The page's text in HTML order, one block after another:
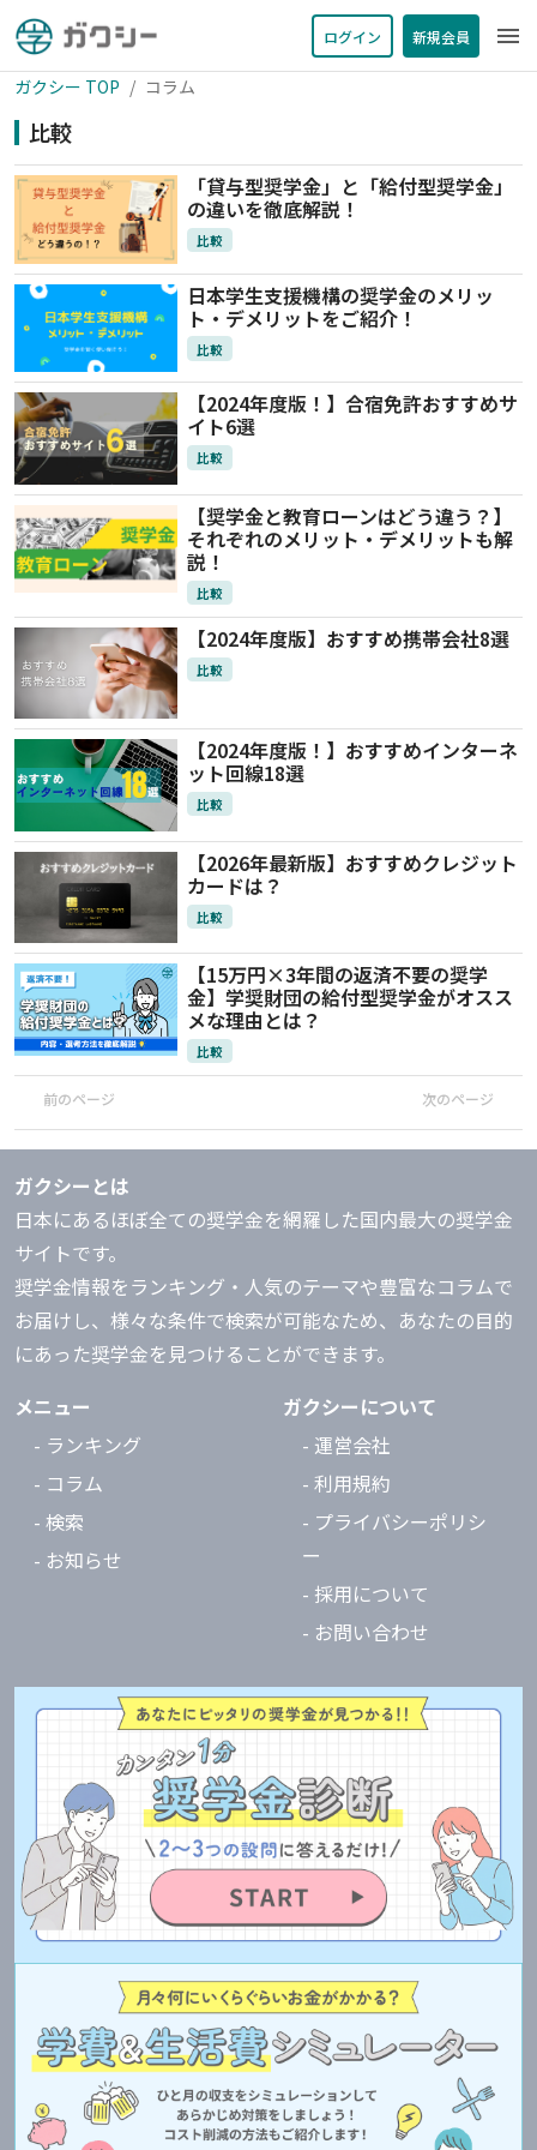
ログイン 新規会員 menu
ガクシー TOP コラム
比較
「貸与型奨学金」と「給付型奨学金」
の違いを徹底解説！
比較
日本学生支援機構の奨学金のメリッ
ト・デメリットをご紹介！
比較
【2024年度版！】合宿免許おすすめサ
イト6選
比較
【奨学金と教育ローンはどう違う？】
それぞれのメリット・デメリットも解
説！
比較
【2024年度版】おすすめ携帯会社8選
比較
【2024年度版！】おすすめインターネ
ット回線18選
比較
【2026年最新版】おすすめクレジット
カードは？
比較
【15万円×3年間の返済不要の奨学
金】学奨財団の給付型奨学金がオスス
メな理由とは？
比較
前のページ 次のページ
ガクシーとは
日本にあるほぼ全ての奨学金を網羅した国内最大の奨学金
サイトです。
奨学金情報をランキング・人気のテーマや豊富なコラムで
お届けし、様々な条件で検索が可能なため、あなたの目的
にあった奨学金を見つけることができます。
メニュー
- ランキング
- コラム
- 検索
- お知らせ
ガクシーについて
- 運営会社
- 利用規約
- プライバシーポリシ
ー
- 採用について
- お問い合わせ